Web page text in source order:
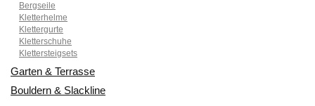
Bergseile
Kletterhelme
Klettergurte
Kletterschuhe
Klettersteigsets
Garten & Terrasse
Bouldern & Slackline